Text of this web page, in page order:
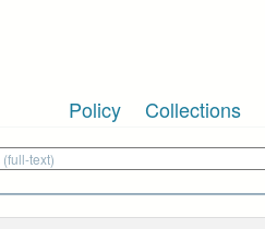
Policy Collections